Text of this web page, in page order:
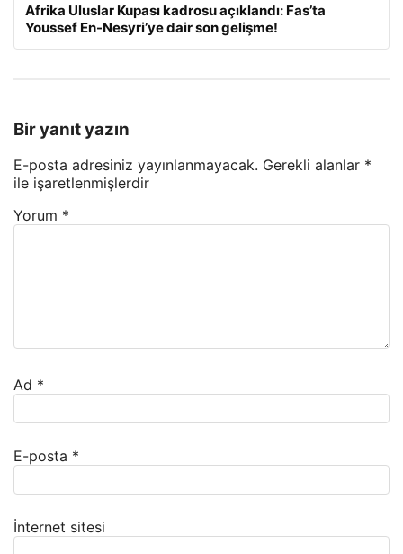
Afrika Uluslar Kupası kadrosu açıklandı: Fas’ta
Youssef En-Nesyri’ye dair son gelişme!
Bir yanıt yazın
E-posta adresiniz yayınlanmayacak. Gerekli alanlar *
ile işaretlenmişlerdir
Yorum *
Ad *
E-posta *
İnternet sitesi